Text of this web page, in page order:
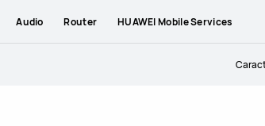
Audio Router HUAWEI Mobile Services